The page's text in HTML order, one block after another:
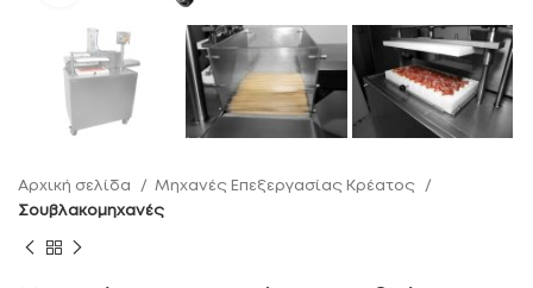
Αρχική σελίδα
Μηχανές Επεξεργασίας Κρέατος
Σουβλακομηχανές